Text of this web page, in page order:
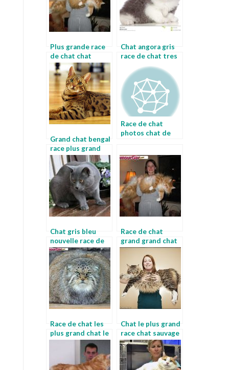
Plus grande race
de chat chat
enorme
Chat angora gris
race de chat tres
Grand chat bengal
race plus grand
chat
Race de chat
photos chat de
Chat gris bleu
nouvelle race de
chat
Race de chat
grand grand chat
Race de chat les
plus grand chat le
maine coon
Chat le plus grand
race chat sauvage